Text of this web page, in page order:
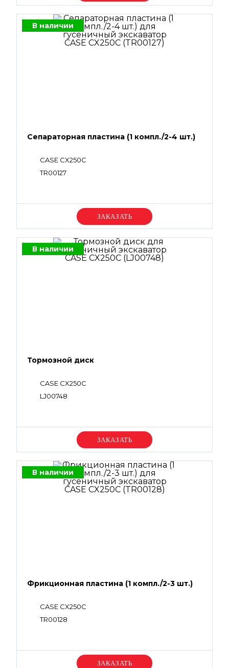
В наличии
Сепараторная пластина (1 компл./2-4 шт.)
CASE CX250С
TR00127
Уточняйте цену
В наличии
Тормозной диск
CASE CX250С
LJ00748
Уточняйте цену
В наличии
Фрикционная пластина (1 компл./2-3 шт.)
CASE CX250С
TR00128
Уточняйте цену